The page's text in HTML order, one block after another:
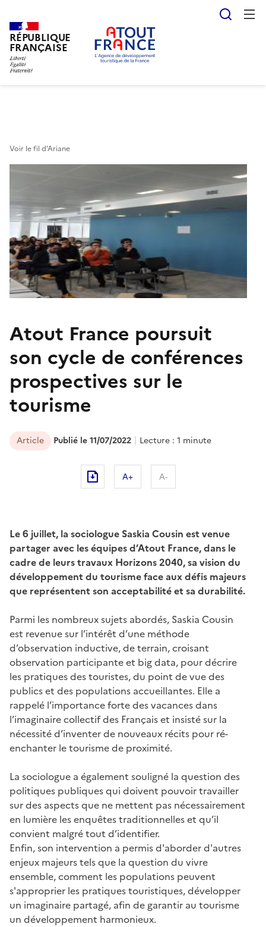
Aller
au
contenu
RÉPUBLIQUE
FRANÇAISE
Voir le fil d’Ariane
Atout France poursuit
son cycle de conférences
prospectives sur le
tourisme
Article Publié le 11/07/2022 Lecture : 1 minute
A+ A-
Le 6 juillet, la sociologue Saskia Cousin est venue
partager avec les équipes d’Atout France,dans le
cadre de leurs travaux Horizons 2040,sa vision du
développement du tourisme face aux défis majeurs
que représentent son acceptabilité et sa durabilité.
Parmi les nombreux sujets abordés, Saskia Cousin
est revenue sur l’intérêt d’une méthode
d’observation inductive, de terrain, croisant
observation participante et big data, pour décrire
les pratiques des touristes, du point de vue des
publics et des populations accueillantes. Elle a
rappelé l’importance forte des vacances dans
l’imaginaire collectif des Français et insisté sur la
nécessité d’inventer de nouveaux récits pour ré-
enchanter le tourisme de proximité.
La sociologue a également souligné la question des
politiques publiques qui doivent pouvoir travailler
sur des aspects que ne mettent pas nécessairement
en lumière les enquêtes traditionnelles et qu’il
convient malgré tout d’identifier.
Enfin, son intervention a permis d'aborder d'autres
enjeux majeurs tels que la question du vivre
ensemble, comment les populations peuvent
s'approprier les pratiques touristiques, développer
un imaginaire partagé, afin de garantir au tourisme
un développement harmonieux.